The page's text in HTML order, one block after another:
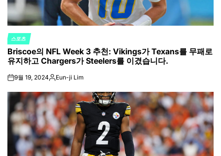
POSTED
IN
스포츠
Briscoe의 NFL Week 3 추천: Vikings가 Texans를 무패로
유지하고 Chargers가 Steelers를 이겼습니다.
on9월 19, 2024Posted
Eun-ji Lim